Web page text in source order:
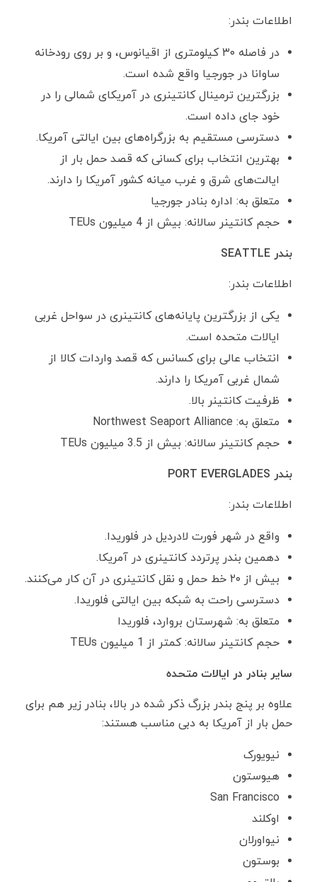
اطلاعات بندر:
در فاصله ۳۰ کیلومتری از اقیانوس، و بر روی رودخانه
ساوانا در جورجیا واقع شده است.
بزرگترین ترمینال کانتینری در آمریکای شمالی را در
خود جای داده است.
دسترسی مستقیم به بزرگراه‌های بین ایالتی آمریکا.
بهترین انتخاب برای کسانی که قصد حمل بار از
ایالت‌های شرق و غرب میانه کشور آمریکا را دارند.
متعلق به: اداره بنادر جورجیا
حجم کانتینر سالانه: بیش از 4 میلیون TEUs
بندر SEATTLE
اطلاعات بندر:
یکی از بزرگترین پایانه‌های کانتینری در سواحل غربی
ایالات متحده است.
انتخاب عالی برای کسانس که قصد واردات کالا از
شمال غربی آمریکا را دارند.
ظرفیت کانتینر بالا.
متعلق به: Northwest Seaport Alliance
حجم کانتینر سالانه: بیش از 3.5 میلیون TEUs
بندر PORT EVERGLADES
اطلاعات بندر:
واقع در شهر فورت لادردیل در فلوریدا.
دهمین بندر پرتردد کانتینری در آمریکا.
بیش از ۲۰ خط حمل و نقل کانتینری در آن کار می‌کنند.
دسترسی راحت به شبکه بین ایالتی فلوریدا.
متعلق به: شهرستان بروارد، فلوریدا
حجم کانتینر سالانه: کمتر از 1 میلیون TEUs
سایر بنادر در ایالات متحده
علاوه بر پنج بندر بزرگ ذکر شده در بالا، بنادر زیر هم برای
حمل بار از آمریکا به دبی مناسب هستند:
نیویورک
هیوستون
San Francisco
اوکلند
نیواورلان
بوستون